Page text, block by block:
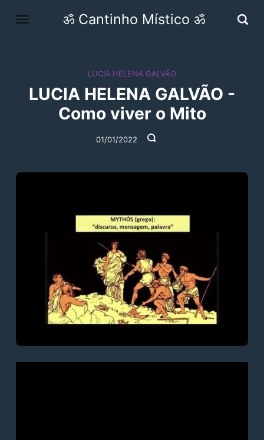
ॐ Cantinho Místico ॐ
LUCIA HELENA GALVÃO
LUCIA HELENA GALVÃO -
Como viver o Mito
01/01/2022